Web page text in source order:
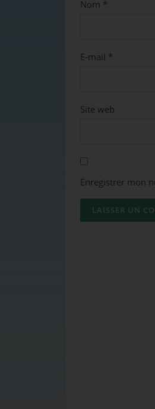
Nom *
E-mail *
Site web
Enregistrer mon